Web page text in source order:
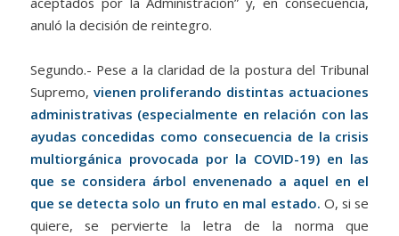
anuló la decisión de reintegro.
Segundo.- Pese a la claridad de la postura del Tribunal
Supremo, vienen proliferando distintas actuaciones
administrativas (especialmente en relación con las
ayudas concedidas como consecuencia de la crisis
multiorgánica provocada por la COVID-19) en las
que se considera árbol envenenado a aquel en el
que se detecta solo un fruto en mal estado. O, si se
quiere, se pervierte la letra de la norma que